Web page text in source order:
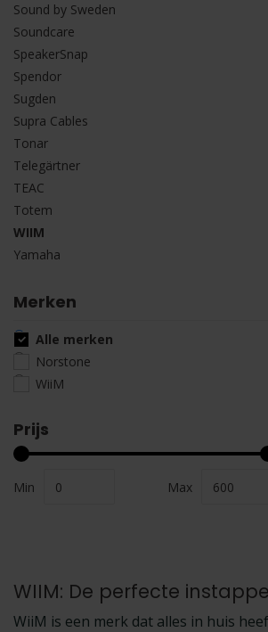
Sound by Sweden
Soundcare
SpeakerSnap
Spendor
Sugden
Supra Cables
Tonar
Telegärtner
TEAC
Totem
WIIM
Yamaha
Merken
Alle merken
Norstone
WiiM
Prijs
Min Max
WIIM: De perfecte
WiiM is een merk dat alles in huis